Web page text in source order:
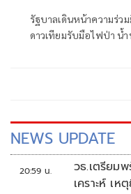
รัฐบาลเดินหน้าความร่ว
ดาวเทียมรับมือไฟป่า น้
NEWS UPDATE
20:59 น.
วธ.เตรียม
เคราะห์ เห